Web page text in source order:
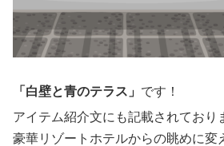
「白壁と青のテラス」 です！
アイテム紹介文にも記載されており
豪華リゾートホテルからの眺めに変